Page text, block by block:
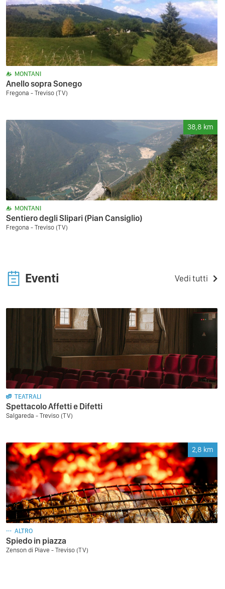
MONTANI
Anello sopra Sonego
Fregona - Treviso (TV)
38,8 km
MONTANI
Sentiero degli Slipari (Pian Cansiglio)
Fregona - Treviso (TV)
Eventi Vedi tutti
TEATRALI
Spettacolo Affetti e Difetti
Salgareda - Treviso (TV)
2,8 km
ALTRO
Spiedo in piazza
Zenson di Piave - Treviso (TV)